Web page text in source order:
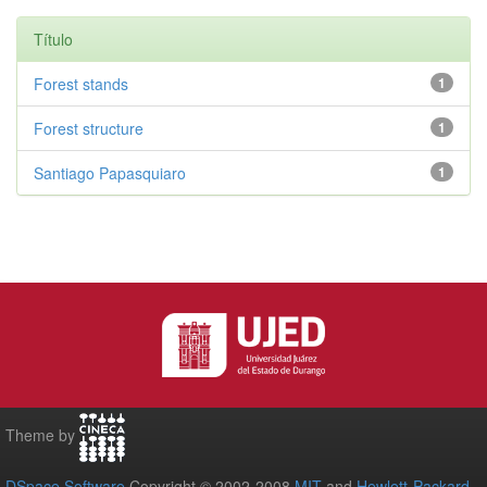
Título
1
Forest stands
1
Forest structure
1
Santiago Papasquiaro
Theme by